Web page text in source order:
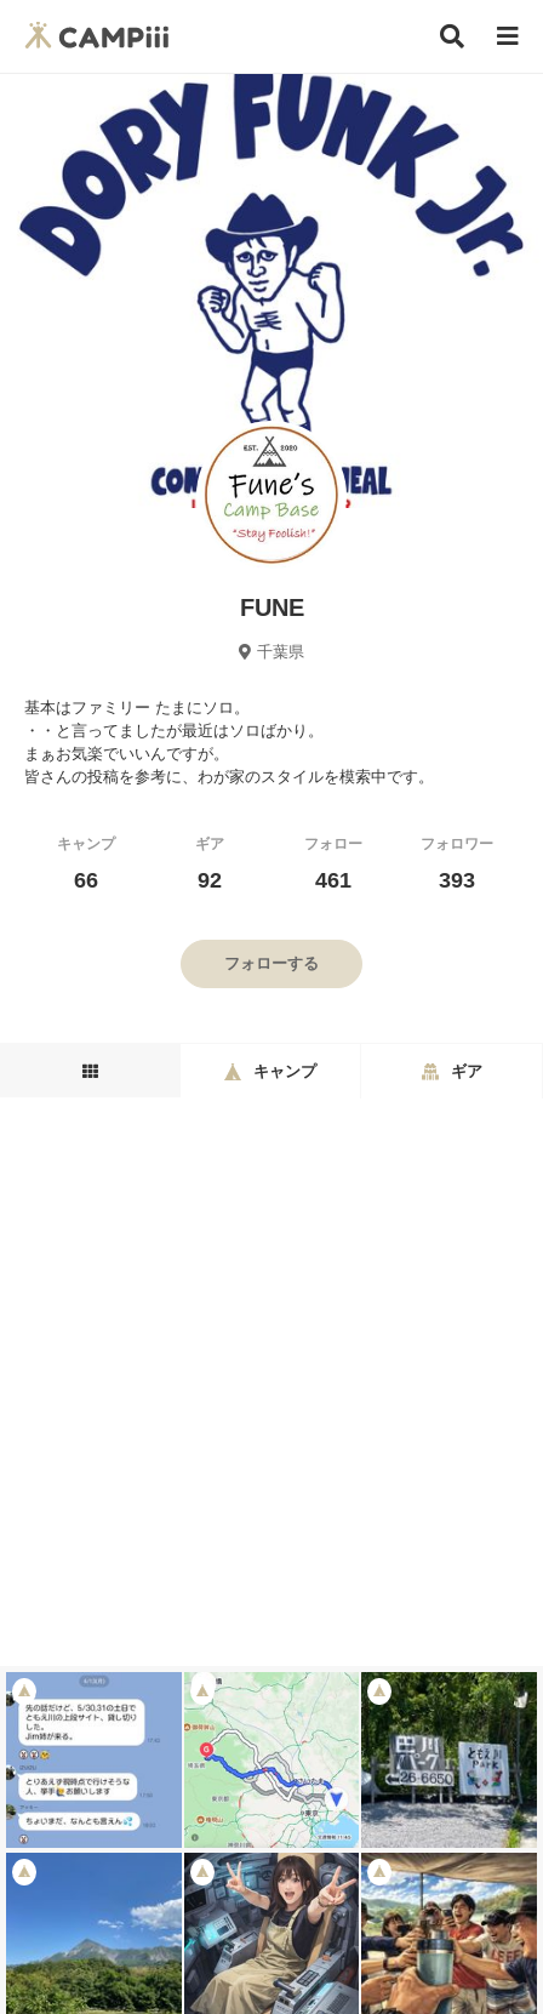
FUNE
千葉県
基本はファミリー たまにソロ。
・・と言ってましたが最近はソロばかり。
まぁお気楽でいいんですが。
皆さんの投稿を参考に、わが家のスタイルを模索中です。
キャンプ
66
ギア
92
フォロー
461
フォロワー
393
フォローする
キャンプ ギア